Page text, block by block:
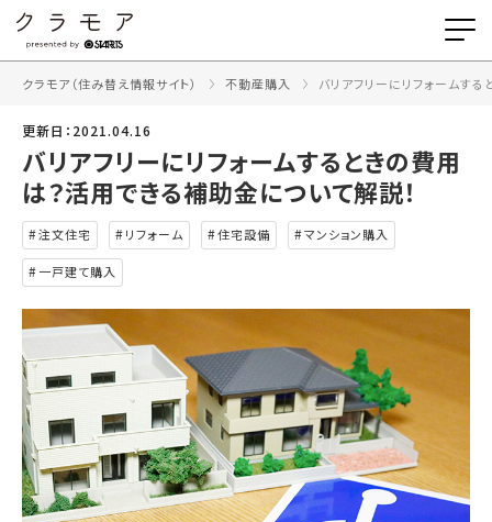
クラモア（住み替え情報サイト） 不動産購入 バリアフリーにリフォームす
更新日：2021.04.16
バリアフリーにリフォームするときの費用
は？活用できる補助金について解説！
注文住宅 リフォーム 住宅設備 マンション購入
一戸建て購入